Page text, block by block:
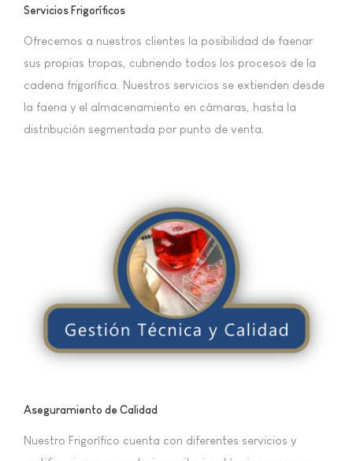
Servicios Frigoríficos
Ofrecemos a nuestros clientes la posibilidad de faenar
sus propias tropas, cubriendo todos los procesos de la
cadena frigorífica. Nuestros servicios se extienden desde
la faena y el almacenamiento en cámaras, hasta la
distribución segmentada por punto de venta.
Aseguramiento de Calidad
Nuestro Frigorífico cuenta con diferentes servicios y